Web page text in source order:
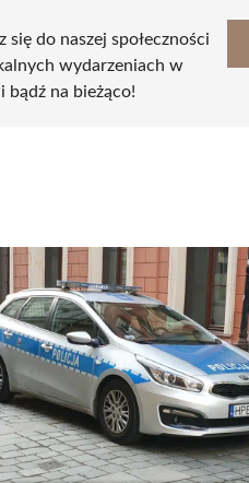
do naszej społeczności
wydarzeniach w
bądź na bieżąco!